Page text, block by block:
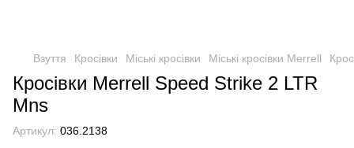
Взуття Кросівки Міські кросівки Міські кросівки Merrell
Кросівки Merrell Speed Strike 2 LTR
Mns
Артикул: 036.2138